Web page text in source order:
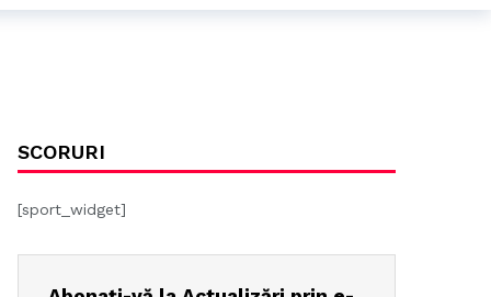
SCORURI
[sport_widget]